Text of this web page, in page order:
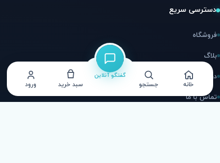
دسترسی سریع
فروشگاه
بلاگ
درباره ما
تماس با ما
خانه جستجو سبد خرید ورود
گفتگو آنلاین